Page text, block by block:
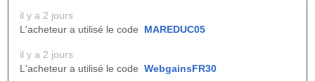
il y a 2 jours
L'acheteur a utilisé le code MAREDUC05
il y a 2 jours
L'acheteur a utilisé le code WebgainsFR30